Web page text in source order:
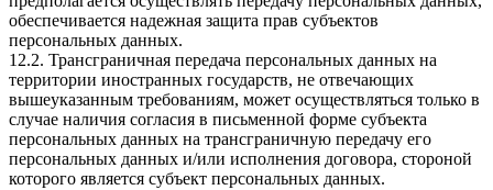
обеспечивается надежная защита прав субъектов
персональных данных.
12.2. Трансграничная передача персональных данных на
территории иностранных государств, не отвечающих
вышеуказанным требованиям, может осуществляться только в
случае наличия согласия в письменной форме субъекта
персональных данных на трансграничную передачу его
персональных данных и/или исполнения договора, стороной
которого является субъект персональных данных.